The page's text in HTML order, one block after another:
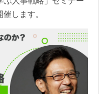
します。